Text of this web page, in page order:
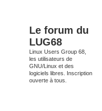
Le forum du
LUG68
Linux Users Group 68,
les utilisateurs de
GNU/Linux et des
logiciels libres. Inscription
ouverte à tous.